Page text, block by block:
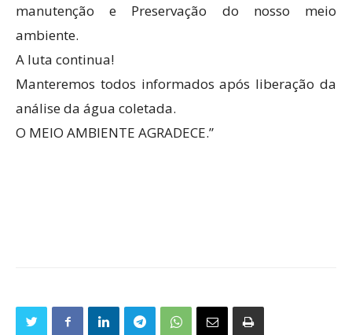
manutenção e Preservação do nosso meio
ambiente.
A luta continua!
Manteremos todos informados após liberação da
análise da água coletada.
O MEIO AMBIENTE AGRADECE.”